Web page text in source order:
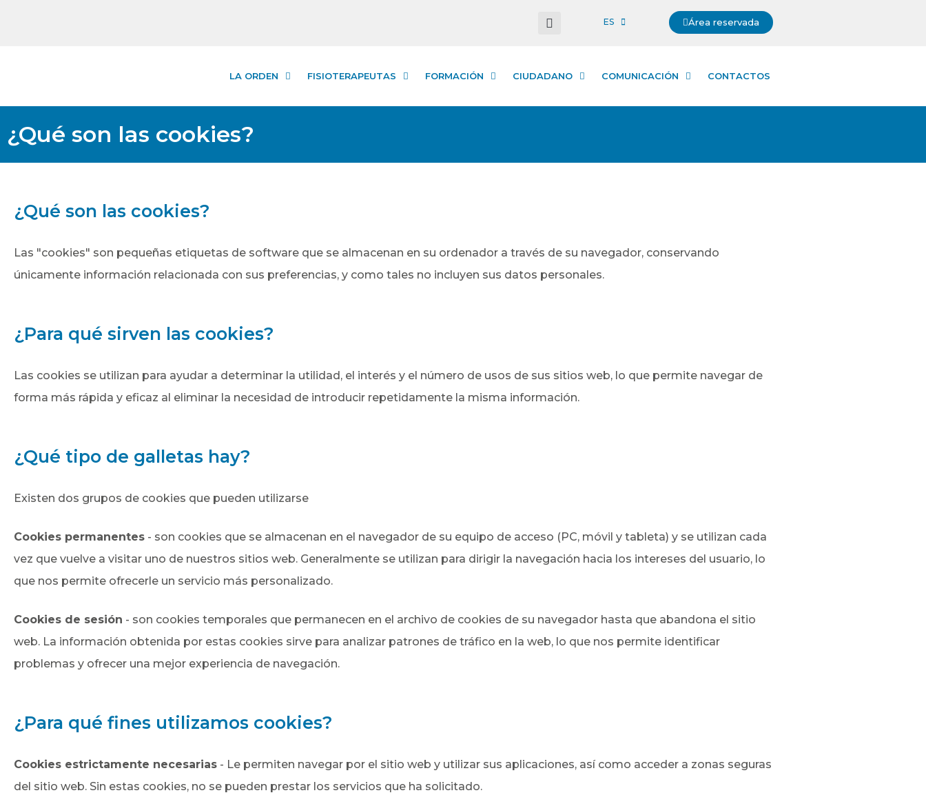
ES Área reservada
LA ORDEN FISIOTERAPEUTAS FORMACIÓN CIUDADANO COMUNICACIÓN CONTACTOS
¿Qué son las cookies?
¿Qué son las cookies?
Las "cookies" son pequeñas etiquetas de software que se almacenan en su ordenador a través de su navegador, conservando
únicamente información relacionada con sus preferencias, y como tales no incluyen sus datos personales.
¿Para qué sirven las cookies?
Las cookies se utilizan para ayudar a determinar la utilidad, el interés y el número de usos de sus sitios web, lo que permite navegar de
forma más rápida y eficaz al eliminar la necesidad de introducir repetidamente la misma información.
¿Qué tipo de galletas hay?
Existen dos grupos de cookies que pueden utilizarse
Cookies permanentes - son cookies que se almacenan en el navegador de su equipo de acceso (PC, móvil y tableta) y se utilizan cada
vez que vuelve a visitar uno de nuestros sitios web. Generalmente se utilizan para dirigir la navegación hacia los intereses del usuario, lo
que nos permite ofrecerle un servicio más personalizado.
Cookies de sesión - son cookies temporales que permanecen en el archivo de cookies de su navegador hasta que abandona el sitio
web. La información obtenida por estas cookies sirve para analizar patrones de tráfico en la web, lo que nos permite identificar
problemas y ofrecer una mejor experiencia de navegación.
¿Para qué fines utilizamos cookies?
Cookies estrictamente necesarias - Le permiten navegar por el sitio web y utilizar sus aplicaciones, así como acceder a zonas seguras
del sitio web. Sin estas cookies, no se pueden prestar los servicios que ha solicitado.